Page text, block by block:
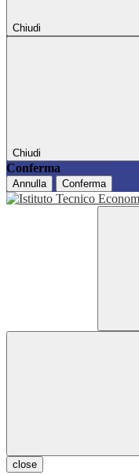
Chiudi
Chiudi
Conferma
Annulla Conferma
close